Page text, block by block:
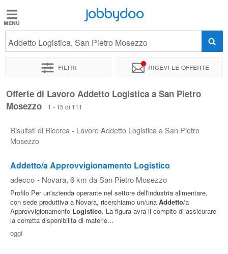
Jobbydoo
Offerte
Stipendi
Elenco
Blog
Jobbydoo
Addetto Logistica, San Pietro Mosezzo
Filtri Ricevi le offerte
Offerte di Lavoro Addetto Logistica a San Pietro
Mosezzo
1 - 15 di 111
Risultati di Ricerca - Lavoro Addetto Logistica a San Pietro
Mosezzo
Addetto/a Approvvigionamento Logistico
adecco - Novara, 6 km da San Pietro Mosezzo
Profilo Per un'azienda operante nel settore dell'industria alimentare,
con sede produttiva a Novara, ricerchiamo un/una Addetto/a
Approvvigionamento Logistico. La figura avra il compito di assicurare
la corretta disponibilita di materie...
oggi